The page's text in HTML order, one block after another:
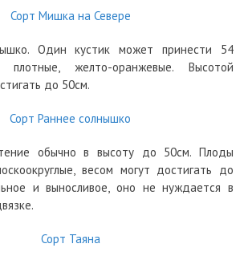
Один кустик может принести 54
желто-оранжевые. Высотой
до 50см.
обычно в высоту до 50см. Плоды
весом могут достигать до
и выносливое, оно не нуждается в